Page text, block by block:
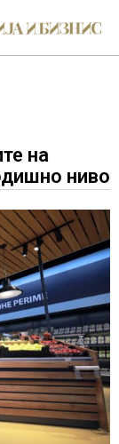
на
ниво